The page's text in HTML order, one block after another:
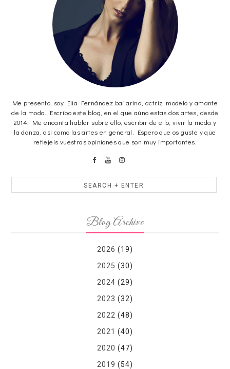
Me presento, soy Elia Fernández bailarina, actriz, modelo y amante
de la moda. Escribo este blog, en el que aúno estas dos artes, desde
2014. Me encanta hablar sobre ello, escribir de ello, vivir la moda y
la danza, asi como las artes en general. Espero que os guste y que
reflejeis vuestras opiniones que son muy importantes.
Blog Archive
2026 (19)
2025 (30)
2024 (29)
2023 (32)
2022 (48)
2021 (40)
2020 (47)
2019 (54)